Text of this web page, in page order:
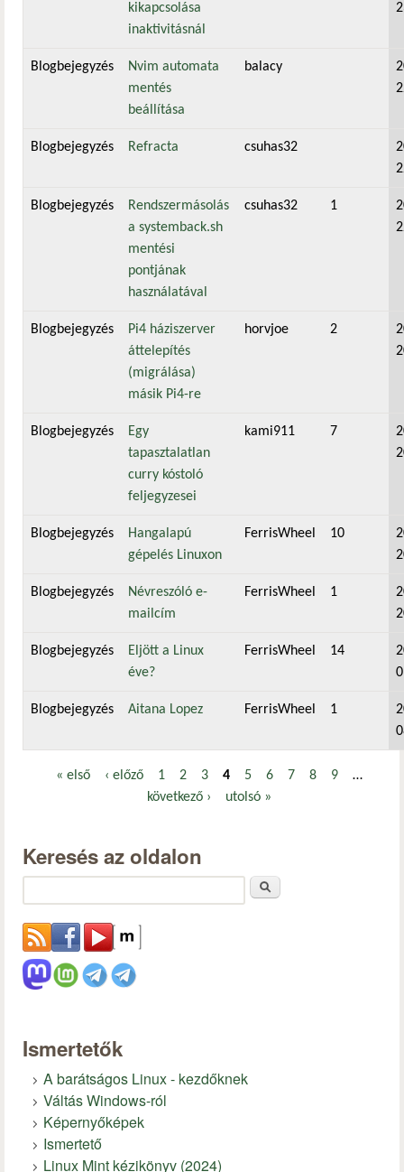
kikapcsolása
inaktivitásnál
Blogbejegyzés
Nvim automata
mentés
beállítása
balacy
Blogbejegyzés Refracta csuhas32
Blogbejegyzés
Rendszermásolás
a systemback.sh
mentési
pontjának
használatával
csuhas32 1
Blogbejegyzés
Pi4 háziszerver
áttelepítés
(migrálása)
másik Pi4-re
horvjoe 2
Blogbejegyzés
Egy
tapasztalatlan
curry kóstoló
feljegyzesei
kami911 7
Blogbejegyzés
Hangalapú
gépelés Linuxon
FerrisWheel 10
Blogbejegyzés
Névreszóló e-
mailcím
FerrisWheel 1
Blogbejegyzés
Eljött a Linux
éve?
FerrisWheel 14
Blogbejegyzés Aitana Lopez FerrisWheel 1
« első ‹ előző 1 2 3 4 5 6 7 8 9
…
következő ›
utolsó »
Keresés az oldalon
Ismertetők
A barátságos Linux - kezdőknek
Váltás Windows-ról
Képernyőképek
Ismertető
Linux Mint kézikönyv (2024)